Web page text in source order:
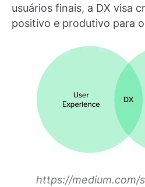
usuários finais, a DX visa
positivo e produtivo para
https://medium.com/